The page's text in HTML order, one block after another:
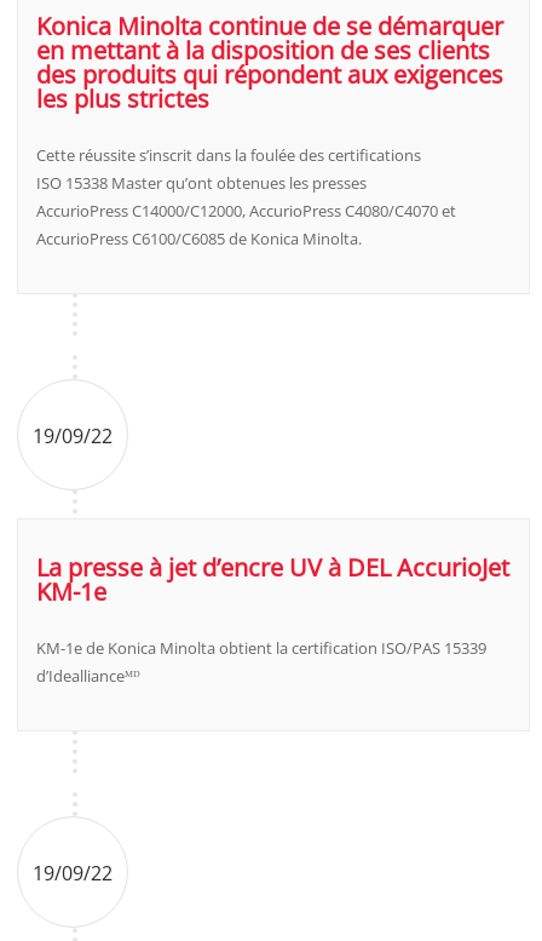
Konica Minolta continue de se démarquer
en mettant à la disposition de ses clients
des produits qui répondent aux exigences
les plus strictes
Cette réussite s’inscrit dans la foulée des certifications
ISO 15338 Master qu’ont obtenues les presses
AccurioPress C14000/C12000, AccurioPress C4080/C4070 et
AccurioPress C6100/C6085 de Konica Minolta.
19/09/22
La presse à jet d’encre UV à DEL AccurioJet
KM-1e
KM-1e de Konica Minolta obtient la certification ISO/PAS 15339
d’Ideallianceᴹᴰ
19/09/22